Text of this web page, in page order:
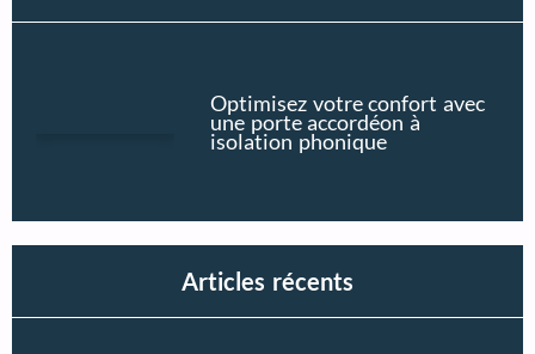
Optimisez votre confort avec
une porte accordéon à
isolation phonique
Articles récents